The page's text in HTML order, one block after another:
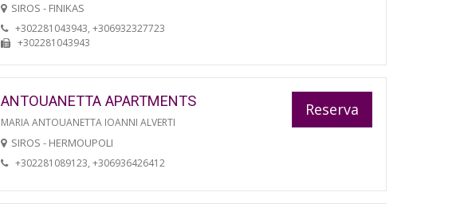
SIROS - FINIKAS
+302281043943, +306932327723
+302281043943
ANTOUANETTA APARTMENTS
MARIA ANTOUANETTA IOANNI ALVERTI
SIROS - HERMOUPOLI
+302281089123, +306936426412
Reserva